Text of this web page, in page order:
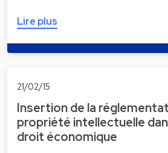
Lire plus
21/02/15
Insertion de la
propriété intellectuelle
droit économique